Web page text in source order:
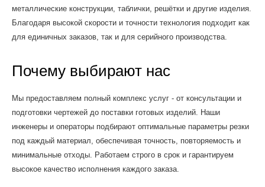
металлические конструкции, таблички, решётки и другие изделия.
Благодаря высокой скорости и точности технология подходит как
для единичных заказов, так и для серийного производства.
Почему выбирают нас
Мы предоставляем полный комплекс услуг - от консультации и
подготовки чертежей до поставки готовых изделий. Наши
инженеры и операторы подбирают оптимальные параметры резки
под каждый материал, обеспечивая точность, повторяемость и
минимальные отходы. Работаем строго в срок и гарантируем
высокое качество исполнения каждого заказа.